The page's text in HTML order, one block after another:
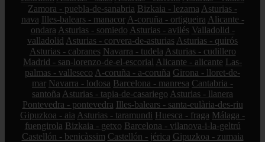
Zamora - puebla-de-sanabria Bizkaia - lezama Asturias -
nava Illes-balears - manacor A-coruña - ortigueira Alicante -
ondara Asturias - somiedo Asturias - avilés Valladolid -
valladolid Asturias - corvera-de-asturias Asturias - quirós
Asturias - cabranes Navarra - tudela Asturias - cudillero
Madrid - san-lorenzo-de-el-escorial Alicante - alicante Las-
palmas - valleseco A-coruña - a-coruña Girona - lloret-de-
mar Navarra - lodosa Barcelona - manresa Cantabria -
santoña Asturias - tapia-de-casariego Asturias - llanera
Pontevedra - pontevedra Illes-balears - santa-eulària-des-riu
Gipuzkoa - aia Asturias - taramundi Huesca - fraga Málaga -
fuengirola Bizkaia - getxo Barcelona - vilanova-i-la-geltrú
Castellón - benicàssim Castellón - jérica Gipuzkoa - zumaia